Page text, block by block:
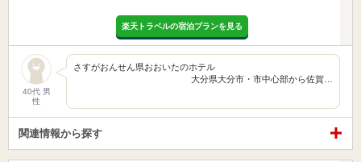
楽天トラベルの宿泊プランを見る
40代 男
性
さすがおんせん県おおいたのホテル
大分県大分市・市中心部から佐賀…
関連情報から探す